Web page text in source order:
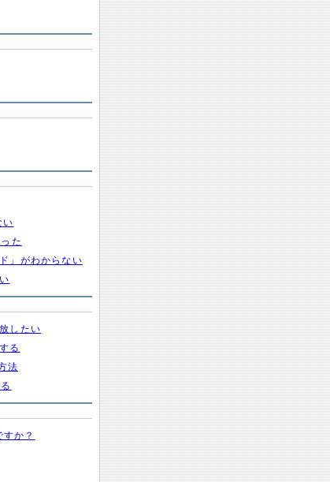
い
た
」がわからない
したい
る
法
か？